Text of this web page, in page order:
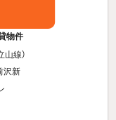
物件
山線）
沢新